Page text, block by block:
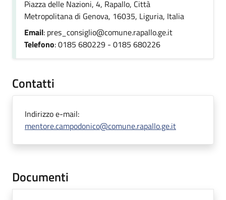
Piazza delle Nazioni, 4, Rapallo, Città
Metropolitana di Genova, 16035, Liguria, Italia
Email: pres_consiglio@comune.rapallo.ge.it
Telefono: 0185 680229 - 0185 680226
Contatti
Indirizzo e-mail:
mentore.campodonico@comune.rapallo.ge.it
Documenti